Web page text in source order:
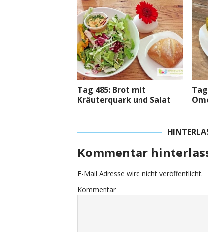
Tag 485: Brot mit
Kräuterquark und Salat
Kommentar
E-Mail Adresse wird nicht veröffentlicht.
Kommentar